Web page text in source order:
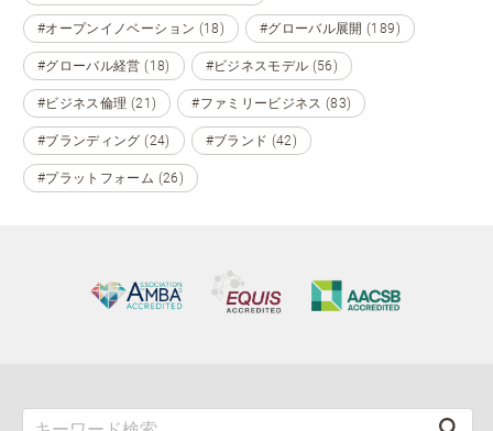
#オープンイノベーション (18) #グローバル展開 (189)
#グローバル経営 (18) #ビジネスモデル (56)
#ビジネス倫理 (21) #ファミリービジネス (83)
#ブランディング (24) #ブランド (42)
#プラットフォーム (26)